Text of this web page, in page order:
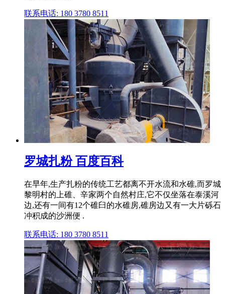
联系电话: 180 3780 8511
罗城扎粉 百度百科
在早年,生产扎粉的传统工艺都离不开水流和水碓,而罗城
黎明村的上碓、辛家两个自然村庄,它不仅坐落在泰溪河
边,还有一间有12个碓臼的水碓房,碓房边又有一大片砾石
冲积成的沙洲便 .
联系电话: 180 3780 8511